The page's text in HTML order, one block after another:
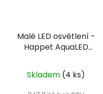
Malé LED osvětlení -
Happet AquaLED
Skladem (4 ks)